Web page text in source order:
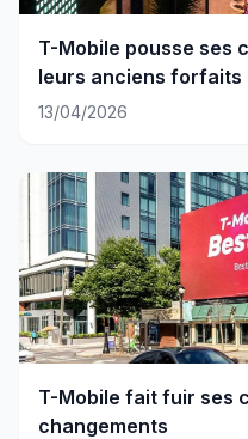
T-Mobile pousse ses
leurs anciens forfaits
13/04/2026
T-Mobile fait fuir ses
changements